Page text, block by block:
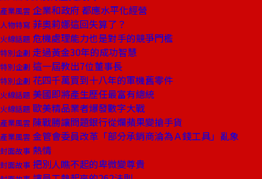
產業風雲 企業和政府 都應水平化經營
人物特寫 菲奧莉娜這回失算了？
火線話題 危機處理能力也是對手的競爭門檻
特別企劃 走過黃金30年的成功智慧
特別企劃 這一屆教出7位董事長
特別企劃 花四千萬買到十八年的軍機舊零件
火線話題 美國即將產生歷任最富有總統
火線話題 歐美精品業者爆發數字大戰
產業風雲 陳戰勝讓問題銀行從爛蘋果變搶手貨
產業風雲 金管會委員改革「部分承銷商淪為Ａ錢工具」亂象
封面故事 熱情
封面故事 把別人瞧不起的卑微變尊貴